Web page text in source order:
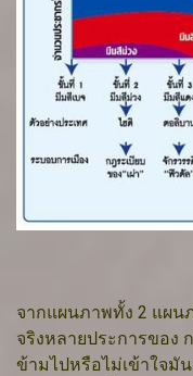
จากแผนภาพทั้ง 2 แผน
จริงหลายประการของ
ข้ามไปหรือไม่เข้าใจมั